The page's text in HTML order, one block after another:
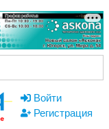
Войти
Регистрация